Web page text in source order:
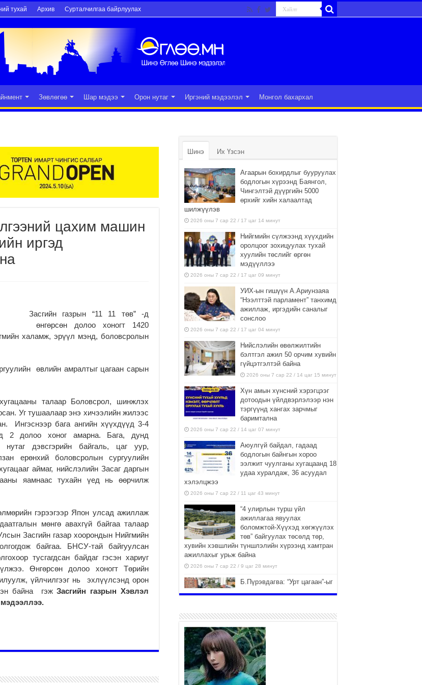
тухай Архив Сурталчилгаа байрлуулах
Зөвлөгөө Шар мэдээ Орон нутаг Иргэний мэдээлэл Монгол бахархал
цахим машин
иргэд
Засгийн газрын “11 11 төв” -д
өнгөрсөн долоо хоногт 1420
халамж, эрүүл мэнд, боловсролын
өвлийн амралтыг цагаан сарын
талаар Боловсрол, шинжлэх
Уг тушаалаар энэ хичээлийн жилээс
Ингэснээр бага ангийн хүүхдүүд 3-4
2 долоо хоног амарна. Бага, дунд
дэвсгэрийн байгаль, цаг уур,
ерөнхий боловсролын сургуулийн
аймаг, нийслэлийн Засаг даргын
яамнаас тухайн үед нь өөрчилж
гэрээгээр Япон улсад ажиллаж
мөнгө авахгүй байгаа талаар
Засгийн газар хоорондын Нийгмийн
байгаа. БНСУ-тай байгуулсан
тусгагдсан байдаг гэсэн хариуг
Өнгөрсөн долоо хоногт Төрийн
үйлчилгээг нь эхлүүлсэнд орон
байна гэжЗасгийн газрын Хэвлэл
мэдээллээ.
Шинэ Их Үзсэн
Агаарын бохирдлыг бууруулах
бодлогын хүрээнд Баянгол,
Чингэлтэй дүүргийн 5000
өрхийг хийн халаалтад
шилжүүлэв
2026 оны 7 сар 22 / 17 цаг 14 минут
Нийгмийн сүлжээнд хүүхдийн
оролцоог зохицуулах тухай
хуулийн төслийг өргөн
мэдүүллээ
2026 оны 7 сар 22 / 17 цаг 09 минут
УИХ-ын гишүүн А.Ариунзаяа
“Нээлттэй парламент” танхимд
ажиллаж, иргэдийн саналыг
сонслоо
2026 оны 7 сар 22 / 17 цаг 04 минут
Нийслэлийн өвөлжилтийн
бэлтгэл ажил 50 орчим хувийн
гүйцэтгэлтэй байна
2026 оны 7 сар 22 / 14 цаг 15 минут
Хүн амын хүнсний хэрэгцээг
дотоодын үйлдвэрлэлээр нэн
тэргүүнд хангах зарчмыг
баримтална
2026 оны 7 сар 22 / 14 цаг 07 минут
Аюулгүй байдал, гадаад
бодлогын байнгын хороо
ээлжит чуулганы хугацаанд 18
удаа хуралдаж, 36 асуудал
хэлэлцжээ
2026 оны 7 сар 22 / 11 цаг 43 минут
“4 улирлын турш үйл
ажиллагаа явуулах
боломжтой-Хүүхэд хөгжүүлэх
төв” байгуулах төсөлд төр,
хувийн хэвшлийн түншлэлийн хүрээнд хамтран
ажиллахыг урьж байна
2026 оны 7 сар 22 / 9 цаг 28 минут
Б.Пүрэвдагва: “Урт цагаан”-ыг
2026 оны 7 сар 21 / 16 цаг 47 минут
Тусгай замын автобус /BRT/
төслийн удирдах хорооны
ээлжит хуралдаан боллоо
2026 оны 7 сар 21 / 16 цаг 43 минут
Ерөнхий сайд Н.Учрал БНХАУ-